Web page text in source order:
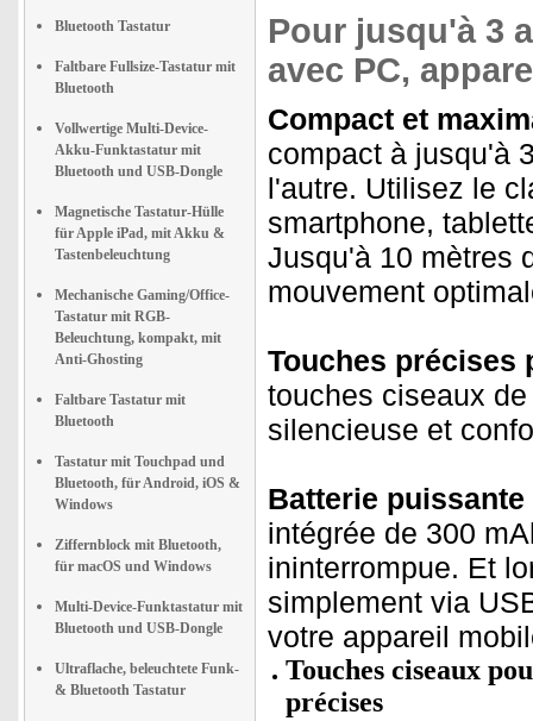
Bluetooth Tastatur
Faltbare Fullsize-Tastatur mit
Bluetooth
Vollwertige Multi-Device-
Akku-Funktastatur mit
Bluetooth und USB-Dongle
Magnetische Tastatur-Hülle
für Apple iPad, mit Akku &
Tastenbeleuchtung
Mechanische Gaming/Office-
Tastatur mit RGB-
Beleuchtung, kompakt, mit
Anti-Ghosting
Faltbare Tastatur mit
Bluetooth
Tastatur mit Touchpad und
Bluetooth, für Android, iOS &
Windows
Ziffernblock mit Bluetooth,
für macOS und Windows
Multi-Device-Funktastatur mit
Bluetooth und USB-Dongle
Ultraflache, beleuchtete Funk-
& Bluetooth Tastatur
Pour jusqu'à 3
avec PC,
Compact et
compact à jusqu'à
l'autre. Utilisez le
smartphone,
Jusqu'à 10 mètres
mouvement
Touches précises
touches ciseaux
silencieuse et
Batterie
intégrée de 300
ininterrompue. Et
simplement via
votre appareil
Touches ciseaux
précises